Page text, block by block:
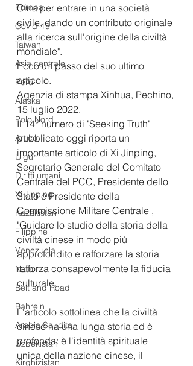
Europa
Covid-19
Taiwan
Asia centrale
Perù
Alaska
Polo Nord
Artico
Uiguri
Diritti umani
Xi Jinping
Kazakistan
Filippine
Venezuela
Nato
Belt and Road
Bahrein
Arabia Saudita
Uzbekistan
Kirghizistan
Cina per entrare in una società
civile, dando un contributo originale
alla ricerca sull'origine della civiltà
mondiale".
Ecco un passo del suo ultimo
articolo.
Agenzia di stampa Xinhua, Pechino,
15 luglio 2022.
Il 14° numero di "Seeking Truth"
pubblicato oggi riporta un
importante articolo di Xi Jinping,
Segretario Generale del Comitato
Centrale del PCC, Presidente dello
Stato e Presidente della
Commissione Militare Centrale ,
"Guidare lo studio della storia della
civiltà cinese in modo più
approfondito e rafforzare la storia
rafforza consapevolmente la fiducia
culturale.
L'articolo sottolinea che la civiltà
cinese ha una lunga storia ed è
profonda: è l'identità spirituale
unica della nazione cinese, il